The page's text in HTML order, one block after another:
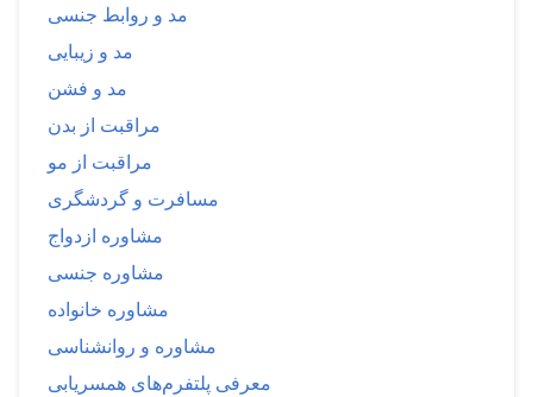
مد و روابط جنسی
مد و زیبایی
مد و فشن
مراقبت از بدن
مراقبت از مو
مسافرت و گردشگری
مشاوره ازدواج
مشاوره جنسی
مشاوره خانواده
مشاوره و روانشناسی
معرفی پلتفرم‌های همسریابی